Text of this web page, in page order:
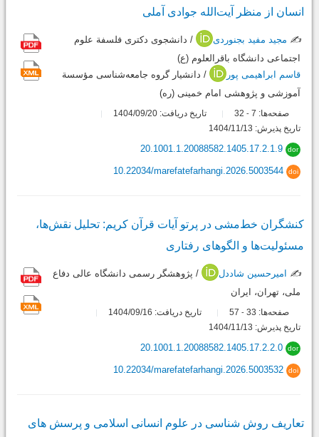
انسان از منظر آیت‌الله جوادی آملی
✍️ مجید مفید بجنوردی
/ دانشجوی دکتری فلسفة علوم
اجتماعی دانشگاه باقرالعلوم (ع)
قاسم ابراهیمی پور
/ دانشیار گروه جامعه‌شناسی مؤسسة
آموزشی و پژوهشی امام خمینی (ره)
صفحه‌ها: 7
-
تاریخ دریافت: 1404/09/20
تاریخ پذیرش: 1404/11/13
dor
20.1001.1.20088582.1405.17.2.1.9
doi
10.22034/marefatefarhangi.2026.5003544
کنشگران خط‌مشی در پرتو آیات قرآن کریم: تحلیل نقش‌ها،
مسئولیت‌ها و الگوهای رفتاری
✍️ امیرحسین شاددل
/ پژوهشگر رسمی دانشگاه عالی دفاع
ملی، تهران، ایران
صفحه‌ها: 33
-
تاریخ دریافت: 1404/09/16
تاریخ پذیرش: 1404/11/13
dor
20.1001.1.20088582.1405.17.2.2.0
doi
10.22034/marefatefarhangi.2026.5003532
تعاریف روش شناسی در علوم انسانی اسلامی و پرسش های